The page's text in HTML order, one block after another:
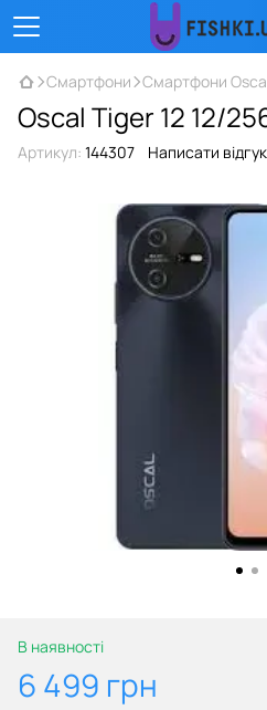
Смартфони Смартфони
Oscal Tiger 12 12/
Артикул: 144307 Написати відгук
В наявності
6 499 грн